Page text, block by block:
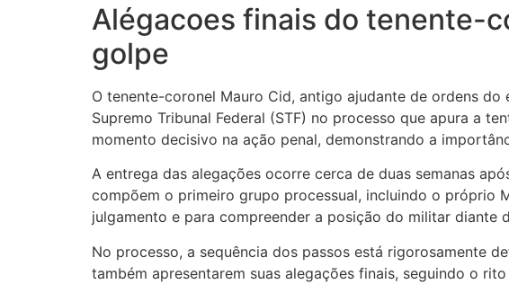
Alégacoes finais do tenente-
golpe
O tenente-coronel Mauro Cid, antigo ajudante de ordens
Supremo Tribunal Federal (STF) no processo que apura a
momento decisivo na ação penal, demonstrando a
A entrega das alegações ocorre cerca de duas semanas
compõem o primeiro grupo processual, incluindo o próprio
julgamento e para compreender a posição do militar diante
No processo, a sequência dos passos está rigorosamente
também apresentarem suas alegações finais, seguindo o